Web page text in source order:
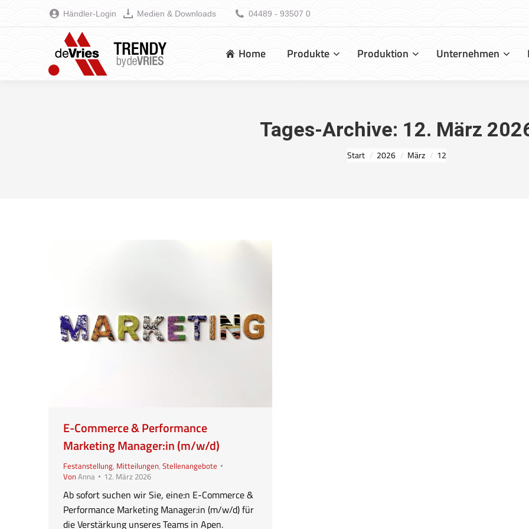
Händler-Login Medien & Downloads 04489 - 93507 0
Home Produkte Produktion Unternehmen
Tages-Archive: 12. März
Sie befinden sich hier:
Start 2026 März 12
E-Commerce & Performance
Marketing Manager:in (m/w/d)
Festanstellung, Mitteilungen, Stellenangebote
VonAnna 12. März 2026
Ab sofort suchen wir Sie, eine:n E-Commerce &
Performance Marketing Manager:in (m/w/d) für
die Verstärkung unseres Teams in Apen.